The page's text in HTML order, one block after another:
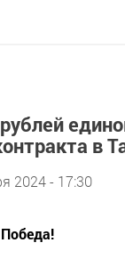
в
2024 - 17:30